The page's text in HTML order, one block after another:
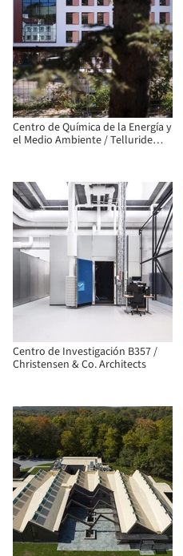
Centro de Química de la Energía y
el Medio Ambiente / Telluride
Centro de Investigación B357 /
Christensen & Co. Architects